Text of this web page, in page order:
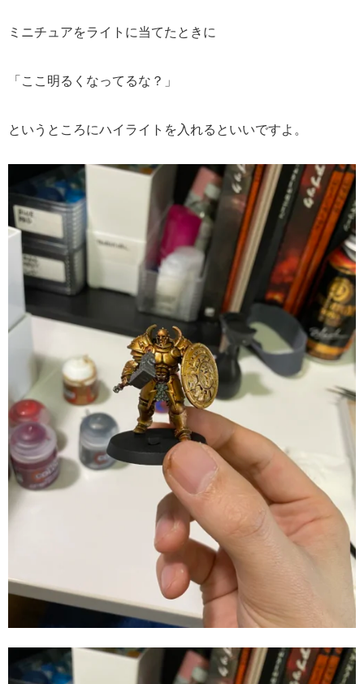
ミニチュアをライトに当てたときに
「ここ明るくなってるな？」
というところにハイライトを入れるといいですよ。